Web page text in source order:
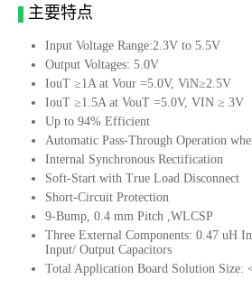
主要特点
Input Voltage Range:2.3V to 5.5V
Output Voltages: 5.0V
IouT ≥1A at Vour =5.0V, ViN≥2.5V
IouT ≥1.5A at VouT =5.0V, VIN ≥ 3V
Up to 94% Efficient
Automatic Pass-Through Operation
Internal Synchronous Rectification
Soft-Start with True Load Disconnect
Short-Circuit Protection
9-Bump, 0.4 mm Pitch ,WLCSP
Three External Components: 0.47 uH
Input/ Output Capacitors
Total Application Board Solution Size: